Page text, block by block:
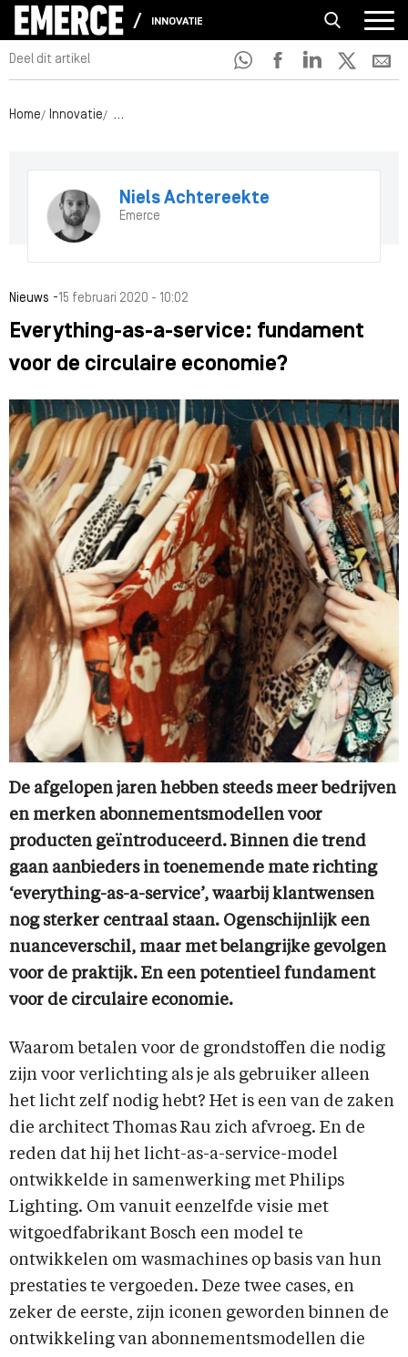
INNOVATIE
Deel dit artikel
Home Innovatie Everything-as-a-service: fundament voor de
Niels Achtereekte
Emerce
Nieuws -15 februari 2020 - 10:02
Everything-as-a-service: fundament
voor de circulaire economie?
De afgelopen jaren hebben steeds meer bedrijven
en merken abonnementsmodellen voor
producten geïntroduceerd. Binnen die trend
gaan aanbieders in toenemende mate richting
‘everything-as-a-service’, waarbij klantwensen
nog sterker centraal staan. Ogenschijnlijk een
nuanceverschil, maar met belangrijke gevolgen
voor de praktijk. En een potentieel fundament
voor de circulaire economie.
Waarom betalen voor de grondstoffen die nodig
zijn voor verlichting als je als gebruiker alleen
het licht zelf nodig hebt? Het is een van de zaken
die architect Thomas Rau zich afvroeg. En de
reden dat hij het licht-as-a-service-model
ontwikkelde in samenwerking met Philips
Lighting. Om vanuit eenzelfde visie met
witgoedfabrikant Bosch een model te
ontwikkelen om wasmachines op basis van hun
prestaties te vergoeden. Deze twee cases, en
zeker de eerste, zijn iconen geworden binnen de
ontwikkeling van abonnementsmodellen die